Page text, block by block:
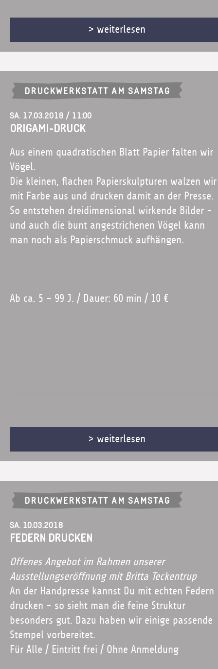
> weiterlesen
DRUCKWERKSTATT AM SAMSTAG
Sa. 17.03.2018 / 11:00
Origami-Druck
Aus einem quadratischen Blatt Papier falten wir
Vögel.
Die kleinen, flachen Papierskulpturen walzen wir
mit Farbe aus und drucken damit an der Presse.
So entstehen dreidimensional wirkende Bilder -
und auch die bunt angestrichenen Vögel kann
man noch als Papierschmuck aufhängen.
Ab ca. 5 - 99 J. / Dauer: 60 min / 10 €
> weiterlesen
DRUCKWERKSTATT AM SAMSTAG
Sa. 10.03.2018
Federn drucken
Offenes Angebot im Rahmen unserer
Ausstellungseröffnung mit Britta Teckentrup
An der Handpresse kannst Du mit echten Federn
drucken - so sieht man die feine Struktur
besonders gut. Dazu haben wir einige passende
Stempel vorbereitet.
Für Alle / Eintritt frei / Ohne Anmeldung